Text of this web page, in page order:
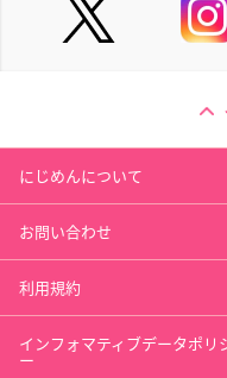
にじめんについて
お問い合わせ
利用規約
インフォマティブデータポリ
ー